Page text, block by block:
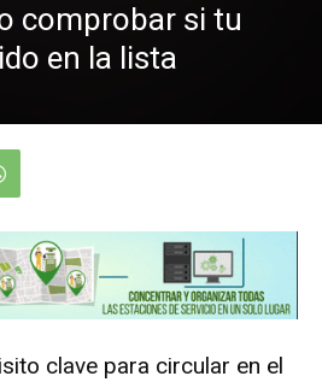
comprobar si tu
en la lista
clave para circular en el